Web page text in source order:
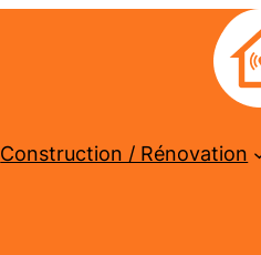
Construction / Rénovation